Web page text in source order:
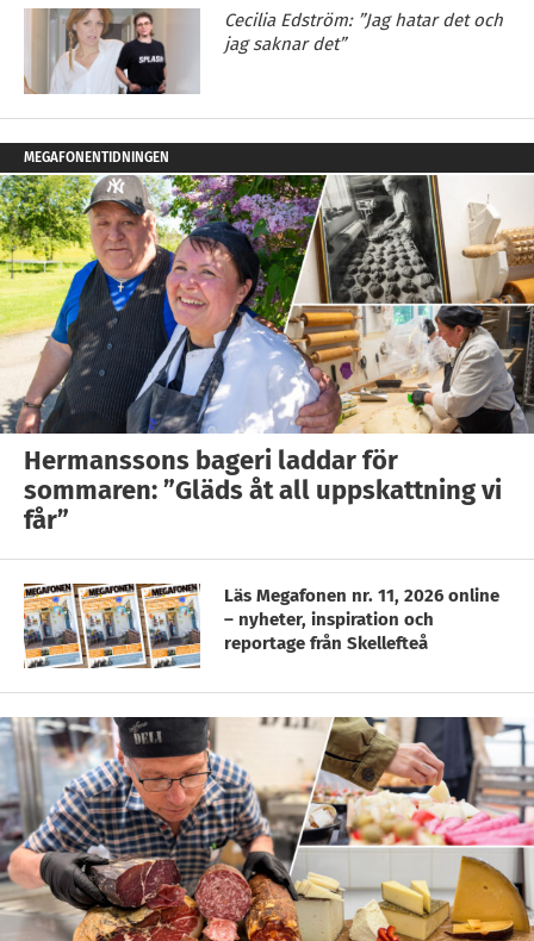
Cecilia Edström: ”Jag hatar det och
jag saknar det”
MEGAFONENTIDNINGEN
Hermanssons bageri laddar för
sommaren: ”Gläds åt all uppskattning vi
får”
Läs Megafonen nr. 11, 2026 online
– nyheter, inspiration och
reportage från Skellefteå